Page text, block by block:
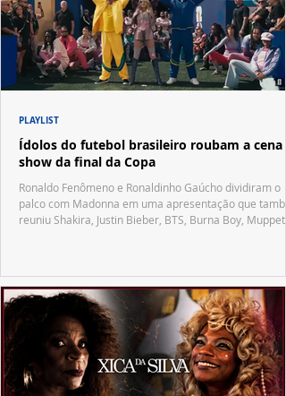
Ídolos do futebol brasileiro roubam a cena
show da final da Copa
Ronaldo Fenômeno e Ronaldinho Gaúcho dividiram o
palco com Madonna em uma apresentação que
reuniu Shakira, Justin Bieber, BTS, Burna Boy, Muppets,
PLAYLIST